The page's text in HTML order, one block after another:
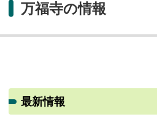
万福寺の情報
最新情報